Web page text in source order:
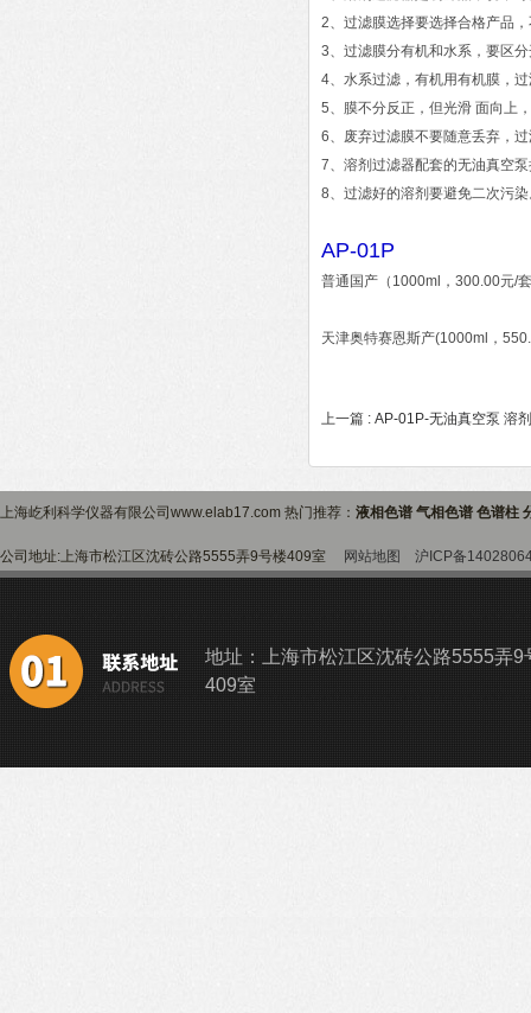
2、过滤膜选择要选择合格产品
3、过滤膜分有机和水系，要区
4、水系过滤，有机用有机膜，
5、膜不分反正，但光滑 面向上
6、废弃过滤膜不要随意丢弃，
7、溶剂过滤器配套的无油真空
8、过滤好的溶剂要避免二次污
AP-01P
普通国产（1000ml，300.00元/
天津奥特赛恩斯产(1000ml，
上一篇 : AP-01P-无油真空泵 溶
上海屹利科学仪器有限公司www.elab17.com 热门推荐： 液相色谱 气相色谱 色谱柱
公司地址:上海市松江区沈砖公路5555弄9号楼409室 网站地图 沪ICP备
地址：上海市松江区沈砖公路5555弄9
409室